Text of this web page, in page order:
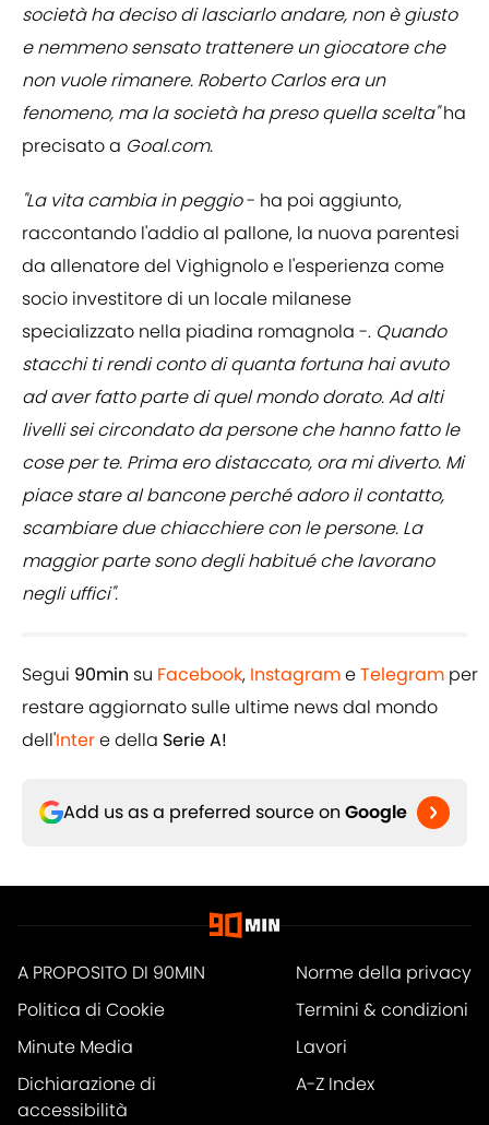
società ha deciso di lasciarlo andare, non è giusto
e nemmeno sensato trattenere un giocatore che
non vuole rimanere. Roberto Carlos era un
fenomeno, ma la società ha preso quella scelta"ha
precisato a Goal.com.
"La vita cambia in peggio- ha poi aggiunto,
raccontando l'addio al pallone, la nuova parentesi
da allenatore del Vighignolo e l'esperienza come
socio investitore di un locale milanese
specializzato nella piadina romagnola -. Quando
stacchi ti rendi conto di quanta fortuna hai avuto
ad aver fatto parte di quel mondo dorato. Ad alti
livelli sei circondato da persone che hanno fatto le
cose per te. Prima ero distaccato, ora mi diverto. Mi
piace stare al bancone perché adoro il contatto,
scambiare due chiacchiere con le persone. La
maggior parte sono degli habitué che lavorano
negli uffici".
Segui 90min su Facebook, InstagrameTelegram per
restare aggiornato sulle ultime news dal mondo
dell'Intere della Serie A!
Add us as a preferred source on Google
A PROPOSITO DI 90MIN
Norme della privacy
Politica di Cookie
Termini & condizioni
Minute Media
Lavori
Dichiarazione di
accessibilità
A-Z Index